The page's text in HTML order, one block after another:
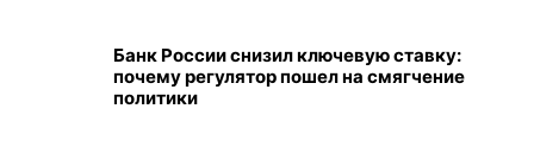
Банк России снизил ключевую ставку:
почему регулятор пошел на смягчение
политики